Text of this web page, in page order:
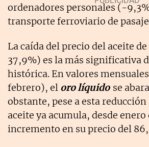
ordenadores personales (-
transporte ferroviario de
La caída del precio del aceite
37,9%) es la más significativa
histórica. En valores
febrero), el oro líquido se
obstante, pese a esta
aceite ya acumula, desde enero
incremento en su precio del